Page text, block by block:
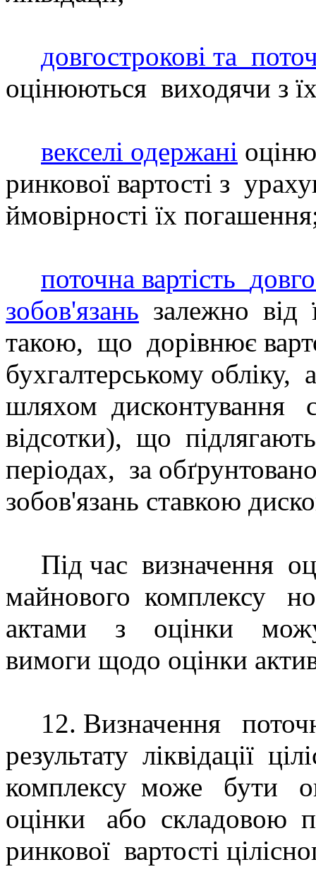
довгострокові та
оцінюються виходячи з
векселі одержані
ринкової вартості з
ймовірності їх
поточна вартість
зобов'язань залежно від
такою, що дорівнює
бухгалтерському обліку,
шляхом дисконтування
відсотки), що підлягають
періодах, за
зобов'язань ставкою
Під час визначення
майнового комплексу
актами
з оцінки
вимоги щодо оцінки
12. Визначення
результату ліквідації
комплексу може бути
оцінки
або складовою
ринкової вартості